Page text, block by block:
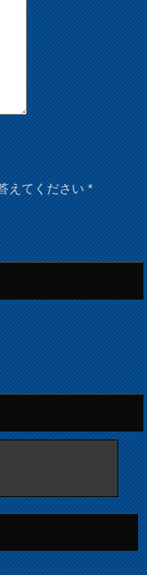
えてください*